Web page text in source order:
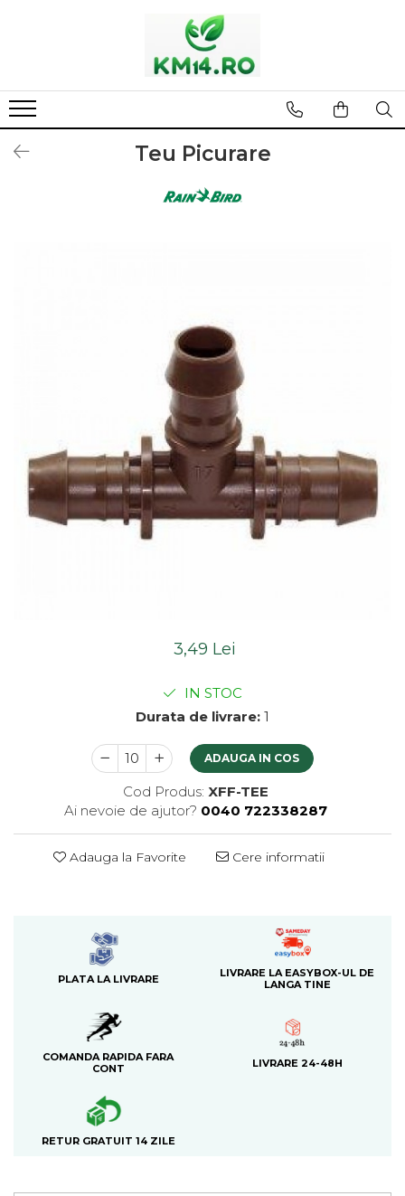
Teu Picurare
3,49 Lei
IN STOC
Durata de livrare: 1
ADAUGA IN COS
Cod Produs: XFF-TEE
Ai nevoie de ajutor? 0040 722338287
Adauga la Favorite Cere informatii
PLATA LA LIVRARE
LIVRARE LA EASYBOX-UL DE
LANGA TINE
COMANDA RAPIDA FARA
CONT
LIVRARE 24-48H
RETUR GRATUIT 14 ZILE